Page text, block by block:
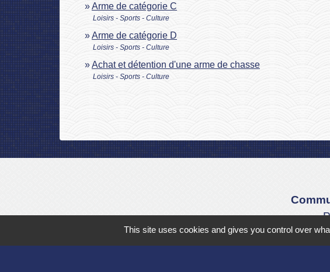
Arme de catégorie C
Loisirs - Sports - Culture
Arme de catégorie D
Loisirs - Sports - Culture
Achat et détention d'une arme de chasse
Loisirs - Sports - Culture
02860
This site uses cookies and gives you control over